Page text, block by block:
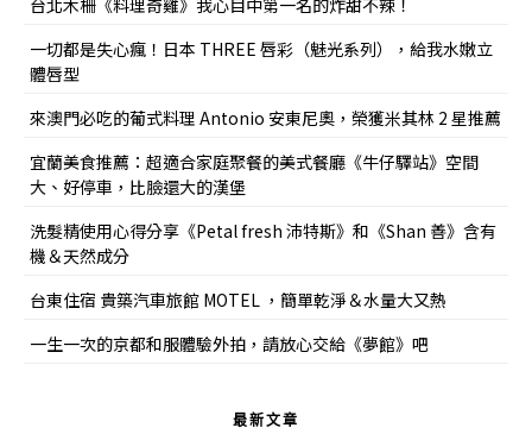
台北木柵《料理奇雞》我心目中第一名的炸甜不辣！
一切都是失心瘋！日本 THREE 唇彩（魅光系列），給我水嫩立
體唇型
來澳門必吃的葡式料理 Antonio 安東尼奧，榮獲米其林 2 星推薦
宜蘭美食推薦：超適合家庭聚餐的美式餐廳《牛仔驛站》空間
大、好停車，比臉還大的漢堡
洗髮精使用心得分享《Petal fresh 沛特斯》和《Shan 善》含有
機＆天然成分
台東住宿 貴築汽車旅館 MOTEL ，簡單乾淨＆水量大又熱
一生一次的京都和服體驗外拍，請放心交給《夢館》吧
最新文章